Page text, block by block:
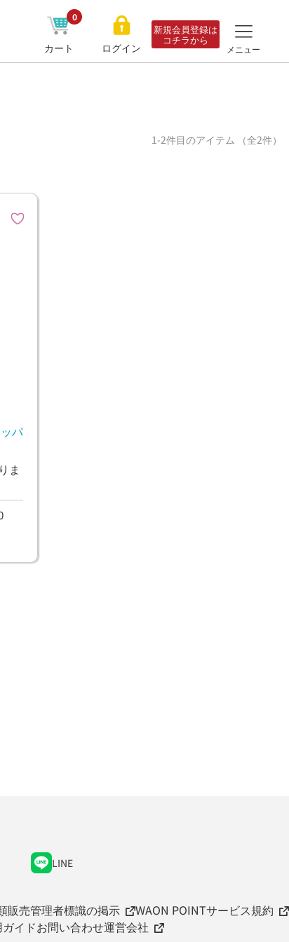
カート
0
ログイン
新規会員登録は
コチラから
メニュー
1-2件目のアイテム （全2件）
パ
ま
LINE
販売管理者標識の掲示
WAON POINTサービス規約
イドお問い合わせ運営会社